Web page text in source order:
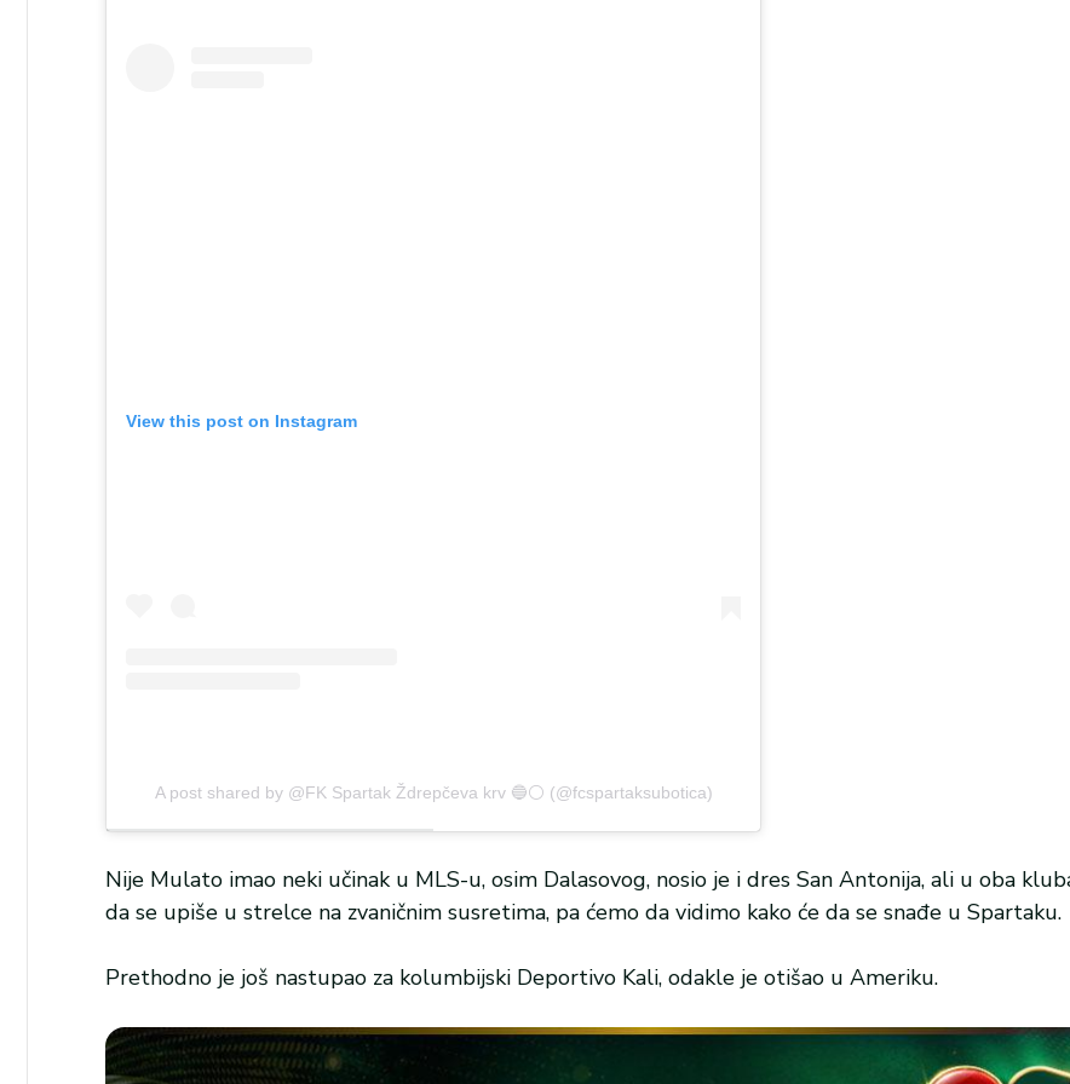
View this post on Instagram
A post shared by @FK Spartak Ždrepčeva krv 🔵⚪ (@fcspartaksubotica)
Nije Mulato imao neki učinak u MLS-u, osim Dalasovog, nosio je i dres San Antonija, ali u oba
da se upiše u strelce na zvaničnim susretima, pa ćemo da vidimo kako će da se snađe u Spartaku.
Prethodno je još nastupao za kolumbijski Deportivo Kali, odakle je otišao u Ameriku.